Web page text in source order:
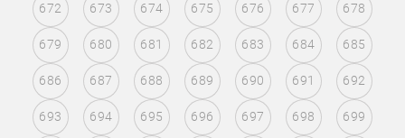
672 673 674 675 676 677 678
679 680 681 682 683 684 685
686 687 688 689 690 691 692
693 694 695 696 697 698 699